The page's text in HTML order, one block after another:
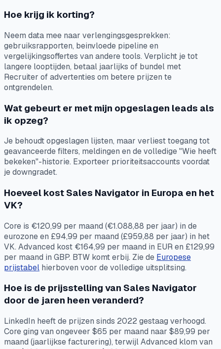
Hoe krijg ik korting?
Neem data mee naar verlengingsgesprekken:
gebruiksrapporten, beinvloede pipeline en
vergelijkingsoffertes van andere tools. Verplicht je tot
langere looptijden, betaal jaarlijks of bundel met
Recruiter of advertenties om betere prijzen te
ontgrendelen.
Wat gebeurt er met mijn opgeslagen leads als
ik opzeg?
Je behoudt opgeslagen lijsten, maar verliest toegang tot
geavanceerde filters, meldingen en de volledige "Wie heeft
bekeken"-historie. Exporteer prioriteitsaccounts voordat
je downgradet.
Hoeveel kost Sales Navigator in Europa en het
VK?
Core is €120,99 per maand (€1.088,88 per jaar) in de
eurozone en £94,99 per maand (£959,88 per jaar) in het
VK. Advanced kost €164,99 per maand in EUR en £129,99
per maand in GBP. BTW komt erbij. Zie de Europese
prijstabel hierboven voor de volledige uitsplitsing.
Hoe is de prijsstelling van Sales Navigator
door de jaren heen veranderd?
LinkedIn heeft de prijzen sinds 2022 gestaag verhoogd.
Core ging van ongeveer $65 per maand naar $89,99 per
maand (jaarlijkse facturering), terwijl Advanced klom van